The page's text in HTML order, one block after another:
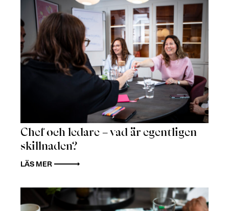
Chef och ledare – vad är egentligen
skillnaden?
LÄS MER